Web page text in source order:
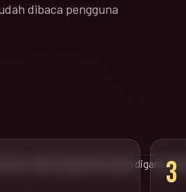
dibaca pengguna
luar topik sepak bola sudah diganti3